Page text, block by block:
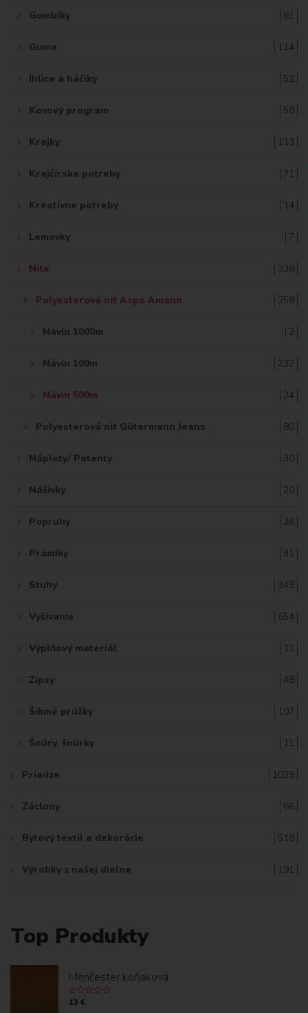
Gombíky 61
Guma 114
Ihlice a háčiky 52
Kovový program 58
Krajky 113
Krajčírske potreby 71
Kreatívne potreby 14
Lemovky 7
Nite 338
Polyesterová niť Aspo Amann 258
Návin 1000m 2
Návin 100m 232
Návin 500m 24
Polyesterová niť Gütermann Jeans 80
Náplety/ Patenty 30
Nášivky 20
Popruhy 26
Prámiky 31
Stuhy 343
Vyšívanie 654
Výplňový materiál 11
Zipsy 48
Šikmé prúžky 107
Šnúry, šnúrky 11
Priadze 1029
Záclony 66
Bytový textil a dekorácie 519
Výrobky z našej dielne 191
Top Produkty
Menčester koňaková
13 €